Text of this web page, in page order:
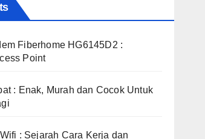
Fiberhome HG6145D2 :
Point
: Enak, Murah dan Cocok Untuk
: Sejarah Cara Kerja dan